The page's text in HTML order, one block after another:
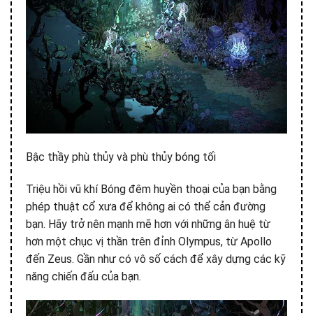
Bậc thầy phù thủy và phù thủy bóng tối
Triệu hồi vũ khí Bóng đêm huyền thoại của bạn bằng
phép thuật cổ xưa để không ai có thể cản đường
bạn. Hãy trở nên mạnh mẽ hơn với những ân huệ từ
hơn một chục vị thần trên đỉnh Olympus, từ Apollo
đến Zeus. Gần như có vô số cách để xây dựng các kỹ
năng chiến đấu của bạn.